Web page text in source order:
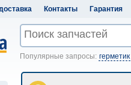
Контакты Гарантия
Популярные запросы: герметик